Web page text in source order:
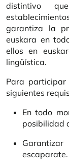
distintivo
garantiza la
euskara en
ellos en
lingüística.
Para
siguientes
En todo
posibilidad
escaparate.